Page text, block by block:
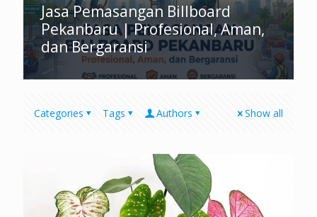
Jasa Pemasangan Billboard
Pekanbaru | Profesional, Aman,
dan Bergaransi
Categories Tags Authors Show all